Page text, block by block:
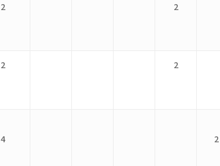
2 2
2 2
4 2